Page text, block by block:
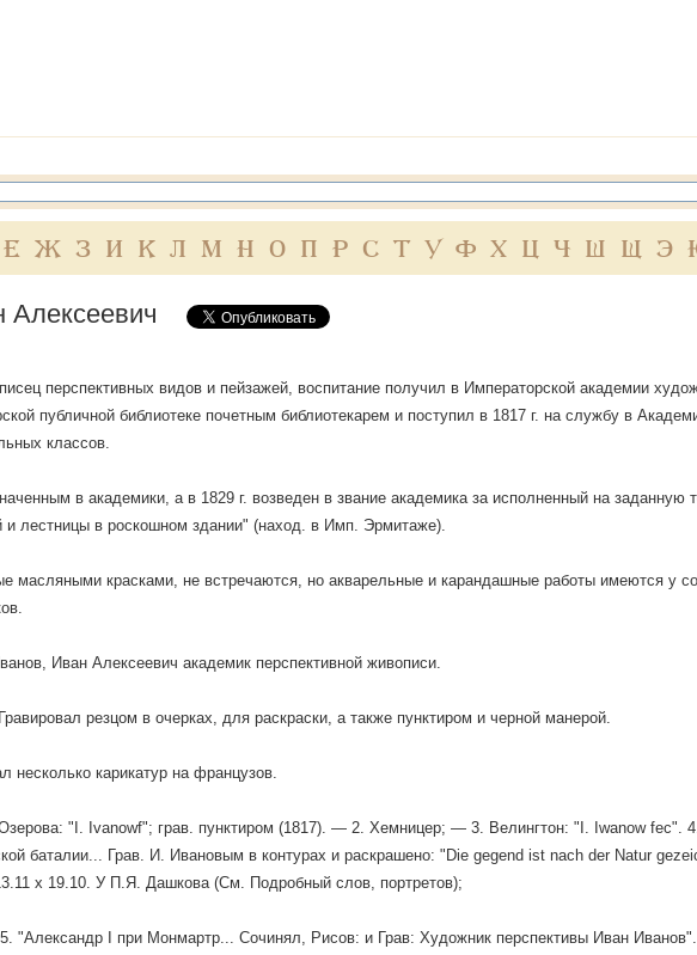
Е Ж З И К Л М Н О П Р С Т У Ф Х Ц Ч Ш Щ Э
Алексеевич
перспективных видов и пейзажей, воспитание получил в Императорской академии
публичной библиотеке почетным библиотекарем и поступил в 1817 г. на службу в
классов.
в академики, а в 1829 г. возведен в звание академика за исполненный на заданную
и лестницы в роскошном здании" (наход. в Имп. Эрмитаже).
масляными красками, не встречаются, но акварельные и карандашные работы имеются у
Иван Алексеевич академик перспективной живописи.
резцом в очерках, для раскраски, а также пунктиром и черной манерой.
несколько карикатур на французов.
"I. Ivanowf"; грав. пунктиром (1817). — 2. Хемницер; — 3. Велингтон: "I. Iwanow fec".
баталии... Грав. И. Ивановым в контурах и раскрашено: "Die gegend ist nach der Natur
x 19.10. У П.Я. Дашкова (См. Подробный слов, портретов);
"Александр I при Монмартр... Сочинял, Рисов: и Грав: Художник перспективы Иван